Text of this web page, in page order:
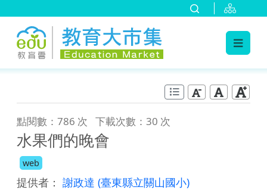
點閱數：786 次 下載次數：30 次
水果們的晚會
web
提供者： 謝政達 (臺東縣立關山國小)